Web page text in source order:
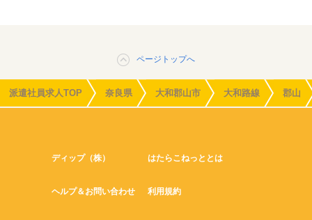
ページトップへ
派遣社員求人TOP 奈良県 大和郡山市 大和路線 郡山
ディップ（株） はたらこねっととは
ヘルプ＆お問い合わせ 利用規約